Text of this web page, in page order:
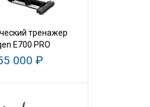
тренажер
E700 PRO
000 ₽